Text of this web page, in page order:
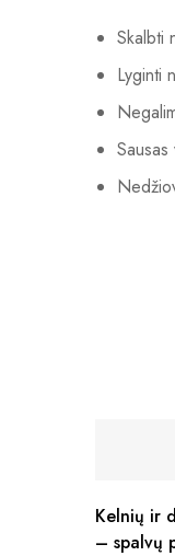
Skalbti
Lyginti
Sausas
Kelnių ir
– spalvų